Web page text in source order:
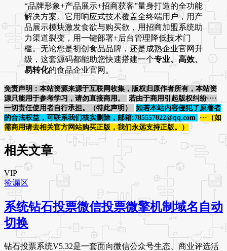
“品牌形象+产品展示+招商获客”量身打造的全功能
解决方案。它用响应式技术覆盖全终端用户，用产
品展示模块激发食欲与购买欲，用招商加盟系统助
力渠道裂变，用一键部署+后台管理降低技术门
槛。无论您是初创食品品牌，还是成熟企业官网升
级，这套源码都能助您快速搭建一个专业、高效、
易转化的食品企业官网。
免责声明：本站资源来源于互联网收集，版权归原作者所有，本站资
源只能用于参考学习，请勿直接商用。
若由于商用引起版权纠纷····
一切责任使用者自行承担。（特此声明）
如若本站内容侵犯了原著者
的合法权益，可联系我们核实删除，邮箱:785557022@qq.com
···（如
需商用请去相关官方网站购买正版，我们永远支持正版。）
相关文章
VIP
捡漏区
系统钻石投票微信投票微擎机制域名自动
切换
钻石投票系统V5.32是一套面向微信公众号生态、商业评选活